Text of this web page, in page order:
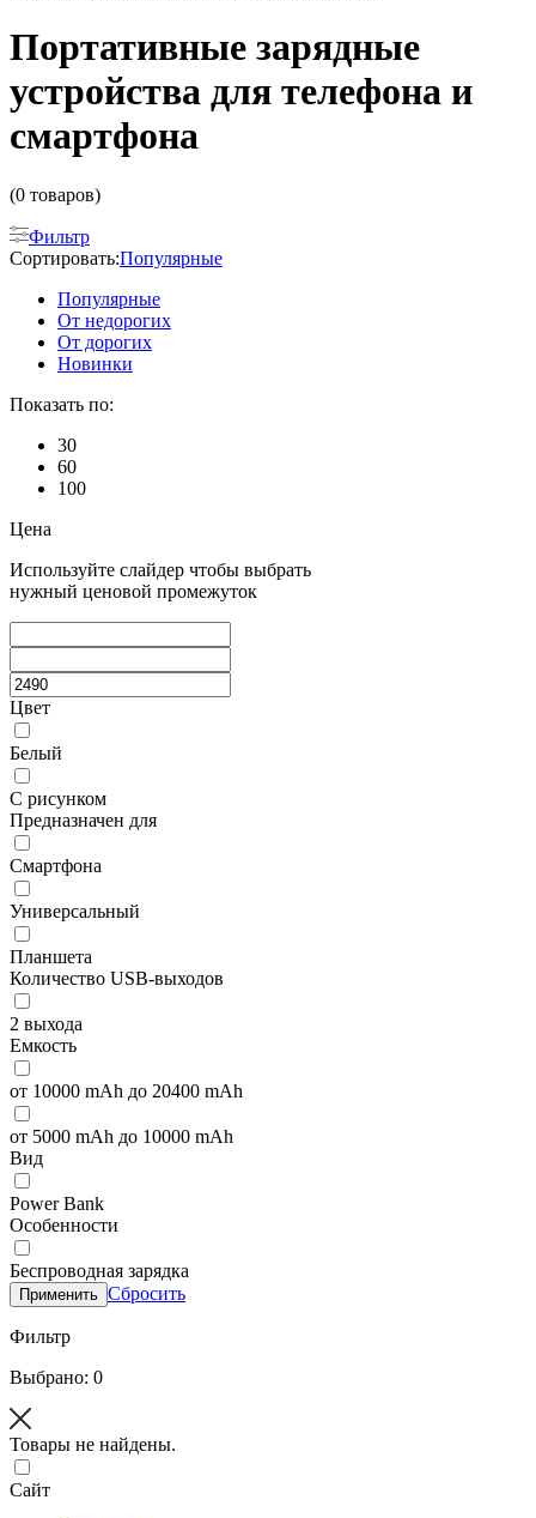
Портативные зарядные
устройства для телефона и
смартфона
(0 товаров)
Фильтр
Сортировать:Популярные
Популярные
От недорогих
От дорогих
Новинки
Показать по:
30
60
100
Цена
Используйте слайдер чтобы выбрать
нужный ценовой промежуток
Цвет
Белый
С рисунком
Предназначен для
Смартфона
Универсальный
Планшета
Количество USB-выходов
2 выхода
Емкость
от 10000 mAh до 20400 mAh
от 5000 mAh до 10000 mAh
Вид
Power Bank
Особенности
Беспроводная зарядка
Применить Сбросить
Фильтр
Выбрано: 0
Товары не найдены.
Сайт